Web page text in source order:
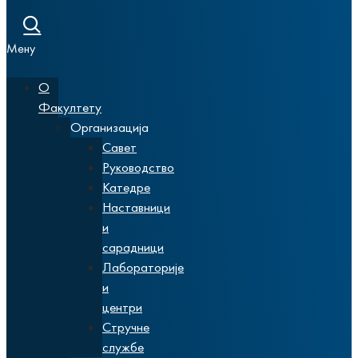
Мену
О
Факултету
Организација
Савет
Руководство
Катедре
Наставници
и
сарадници
Лабораторије
и
центри
Стручне
службе